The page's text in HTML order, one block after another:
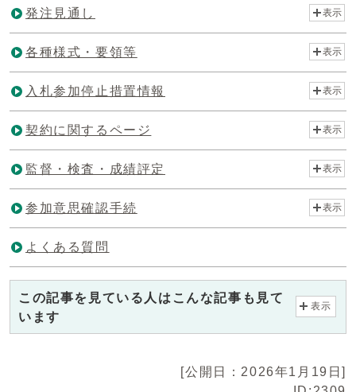
発注見通し 表示
各種様式・要領等 表示
入札参加停止措置情報 表示
契約に関するページ 表示
監督・検査・成績評定 表示
参加意思確認手続 表示
よくある質問
この記事を見ている人はこんな記事も見て
います
表示
[公開日：2026年1月19日]